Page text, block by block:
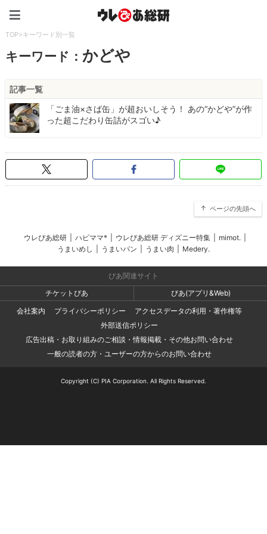
TOP>キーワード別一覧
キーワード： かどや
記事一覧
「ごま油×さば缶」が超おいしそう！ あの“かどや”が作
った超こだわり缶詰がスゴい♪
ページの先頭へ
ウレぴあ総研 ハピママ* ウレぴあ総研 ディズニー特集 mimot.
うまいめし
うまいパン うまい肉 Medery.
ぴあ関連サイト
チケットぴあ
ぴあ(アプリ&Web)
会社案内
プライバシーポリシー
アクセスデータの利用・著作権等
外部送信ポリシー
広告出稿・お取り組みのご相談・情報掲載・その他お問い合わせ
一般の読者の方・ユーザーの方からのお問い合わせ
Copyright (C) PIA Corporation. All Rights Reserved.